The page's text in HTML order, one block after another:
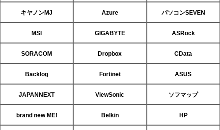
キヤノンMJ Azure パソコンSEVEN
MSI GIGABYTE ASRock
SORACOM Dropbox CData
Backlog Fortinet ASUS
JAPANNEXT ViewSonic ソフマップ
brand new ME! Belkin HP